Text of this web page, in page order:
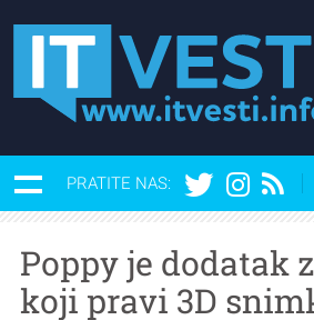
PRATITE NAS:
Poppy je dodatak
koji pravi 3D